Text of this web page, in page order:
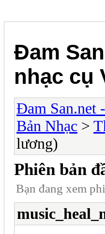
Đam
nhạc cụ
Đam San.net
Bản Nhạc >
lương)
Phiên bản
Bạn đang xem